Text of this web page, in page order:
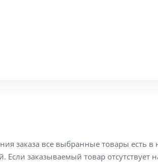
заказа все выбранные товары есть в
заказываемый товар отсутствует